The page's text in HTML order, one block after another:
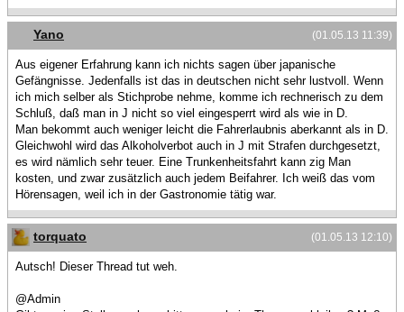
(01.05.13 11:39)
Yano
Aus eigener Erfahrung kann ich nichts sagen über japanische
Gefängnisse. Jedenfalls ist das in deutschen nicht sehr lustvoll. Wenn
ich mich selber als Stichprobe nehme, komme ich rechnerisch zu dem
Schluß, daß man in J nicht so viel eingesperrt wird als wie in D.
Man bekommt auch weniger leicht die Fahrerlaubnis aberkannt als in D.
Gleichwohl wird das Alkoholverbot auch in J mit Strafen durchgesetzt,
es wird nämlich sehr teuer. Eine Trunkenheitsfahrt kann zig Man
kosten, und zwar zusätzlich auch jedem Beifahrer. Ich weiß das vom
Hörensagen, weil ich in der Gastronomie tätig war.
(01.05.13 12:10)
torquato
Autsch! Dieser Thread tut weh.
@Admin